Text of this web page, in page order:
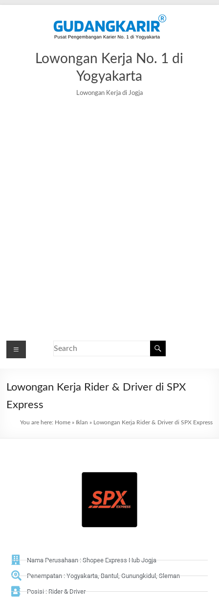
Lowongan Kerja No. 1 di
Yogyakarta
Lowongan Kerja di Jogja
Lowongan Kerja Rider & Driver di SPX
Express
You are here: Home» Iklan » Lowongan Kerja Rider & Driver di SPX Express
Nama Perusahaan : Shopee Express Hub Jogja
Penempatan : Yogyakarta, Bantul, Gunungkidul, Sleman
Posisi : Rider & Driver